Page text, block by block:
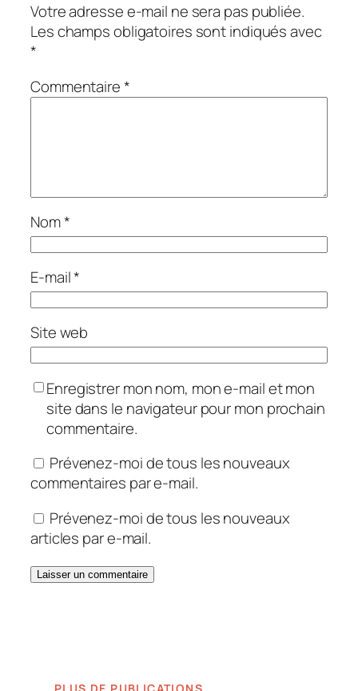
Votre adresse e-mail ne sera pas publiée.
Les champs obligatoires sont indiqués avec
*
Commentaire*
Nom*
E-mail*
Site web
Enregistrer mon nom, mon e-mail et mon
site dans le navigateur pour mon prochain
commentaire.
Prévenez-moi de tous les nouveaux
commentaires par e-mail.
Prévenez-moi de tous les nouveaux
articles par e-mail.